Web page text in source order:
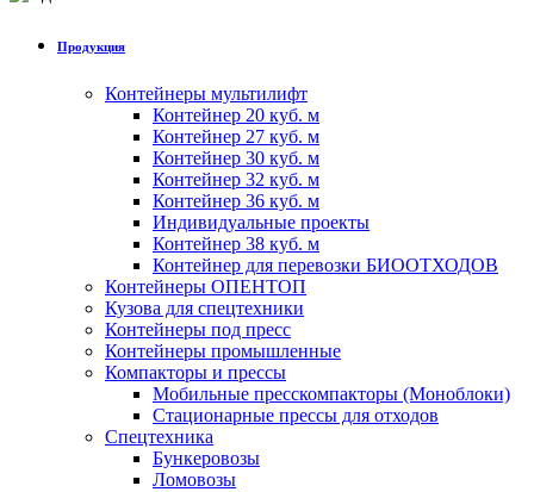
Продукция
Контейнеры мультилифт
Контейнер 20 куб. м
Контейнер 27 куб. м
Контейнер 30 куб. м
Контейнер 32 куб. м
Контейнер 36 куб. м
Индивидуальные проекты
Контейнер 38 куб. м
Контейнер для перевозки БИООТХОДОВ
Контейнеры ОПЕНТОП
Кузова для спецтехники
Контейнеры под пресс
Контейнеры промышленные
Компакторы и прессы
Мобильные пресскомпакторы (Моноблоки)
Стационарные прессы для отходов
Спецтехника
Бункеровозы
Ломовозы